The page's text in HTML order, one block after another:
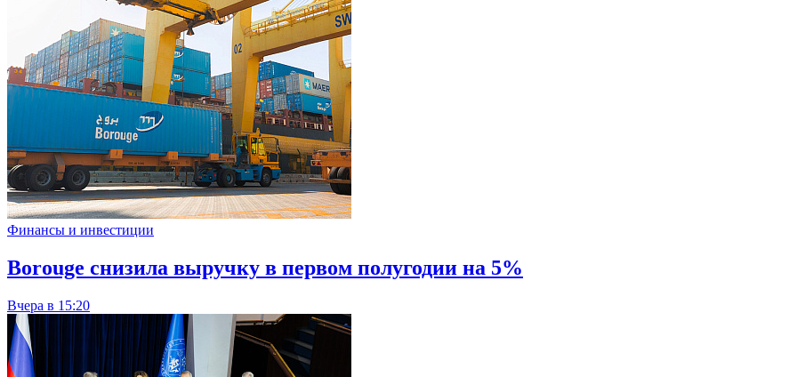
Финансы и инвестиции
Borouge снизила выручку в первом полугодии на 5%
Вчера в 15:20